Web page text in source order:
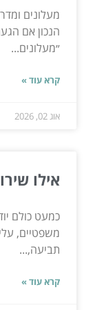
מעלונים
הנכון אם
״מעלונים...
קרא עוד »
אוג 02, 2026
אילו
כמעט כולם
משפטיים,
תביעה,...
קרא עוד »